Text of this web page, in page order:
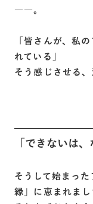
――。
「皆さんが、私
れている」
そう感じさせる、
「できないは
そうして始まっ
縁」に恵まれまし